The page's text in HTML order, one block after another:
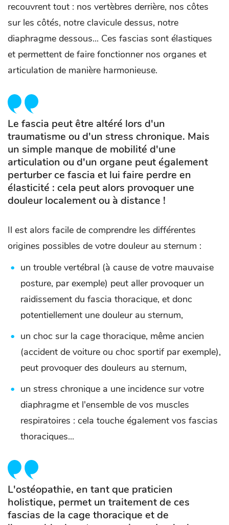
recouvrent tout : nos vertèbres derrière, nos côtes
sur les côtés, notre clavicule dessus, notre
diaphragme dessous... Ces fascias sont élastiques
et permettent de faire fonctionner nos organes et
articulation de manière harmonieuse.
Le fascia peut être altéré lors d'un
traumatisme ou d'un stress chronique. Mais
un simple manque de mobilité d'une
articulation ou d'un organe peut également
perturber ce fascia et lui faire perdre en
élasticité : cela peut alors provoquer une
douleur localement ou à distance !
Il est alors facile de comprendre les différentes
origines possibles de votre douleur au sternum :
un trouble vertébral (à cause de votre mauvaise
posture, par exemple) peut aller provoquer un
raidissement du fascia thoracique, et donc
potentiellement une douleur au sternum,
un choc sur la cage thoracique, même ancien
(accident de voiture ou choc sportif par exemple),
peut provoquer des douleurs au sternum,
un stress chronique a une incidence sur votre
diaphragme et l'ensemble de vos muscles
respiratoires : cela touche également vos fascias
thoraciques...
L'ostéopathie, en tant que praticien
holistique, permet un traitement de ces
fascias de la cage thoracique et de